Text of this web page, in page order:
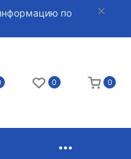
по
0 0